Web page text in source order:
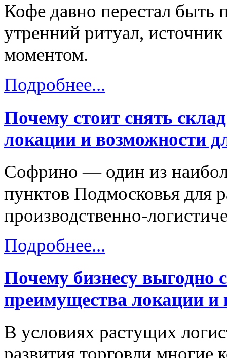
Кофе давно перестал
утренний ритуал,
моментом.
Подробнее...
Почему стоит снять
локации и возможности
Софрино — один из
пунктов Подмосковья для
производственно-
Подробнее...
Почему бизнесу выгодно
преимущества локации
В условиях растущих